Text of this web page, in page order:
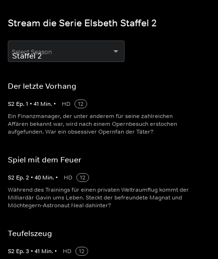
Stream die Serie Elsbeth Staffel 2
Select Season
Der letzte Vorhang
S2 Ep.1 • 41 Min. • HD
12
Ein Finanzmanager, der unter anderem für seine zahlreichen
Affären bekannt war, wird nach einem Opernbesuch erstochen
aufgefunden. War ein obsessiver Opernfan der Täter?
Spiel mit dem Feuer
S2 Ep.2 • 40 Min. • HD
12
Während des Trainings für einen privaten Weltraumflug kommt der
Milliardär Gavin ums Leben. Steckt der befreundete Magnat und
Möchtegern-Astronaut Neal dahinter?
Teufelszeug
S2 Ep.3 • 41 Min. • HD
12